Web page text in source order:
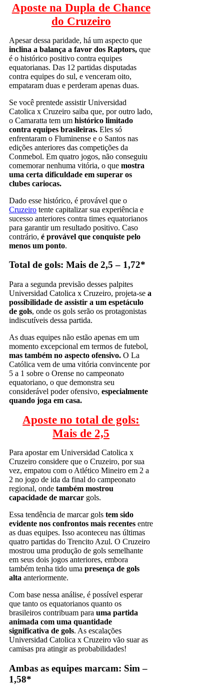
Aposte na Dupla de Chance
do Cruzeiro
Apesar dessa paridade, há um aspecto que
inclina a balança a favor dos Raptors, que
é o histórico positivo contra equipes
equatorianas. Das 12 partidas disputadas
contra equipes do sul, e venceram oito,
empataram duas e perderam apenas duas.
Se você prentede assistir Universidad
Catolica x Cruzeiro saiba que, por outro lado,
o Camaratta tem um histórico limitado
contra equipes brasileiras. Eles só
enfrentaram o Fluminense e o Santos nas
edições anteriores das competições da
Conmebol. Em quatro jogos, não conseguiu
comemorar nenhuma vitória, o que mostra
uma certa dificuldade em superar os
clubes cariocas.
Dado esse histórico, é provável que o
Cruzeiro tente capitalizar sua experiência e
sucesso anteriores contra times equatorianos
para garantir um resultado positivo. Caso
contrário, é provável que conquiste pelo
menos um ponto.
Total de gols: Mais de 2,5 – 1,72*
Para a segunda previsão desses palpites
Universidad Catolica x Cruzeiro, projeta-se a
possibilidade de assistir a um espetáculo
de gols, onde os gols serão os protagonistas
indiscutíveis dessa partida.
As duas equipes não estão apenas em um
momento excepcional em termos de futebol,
mas também no aspecto ofensivo. O La
Católica vem de uma vitória convincente por
5 a 1 sobre o Orense no campeonato
equatoriano, o que demonstra seu
considerável poder ofensivo, especialmente
quando joga em casa.
Aposte no total de gols:
Mais de 2,5
Para apostar em Universidad Catolica x
Cruzeiro considere que o Cruzeiro, por sua
vez, empatou com o Atlético Mineiro em 2 a
2 no jogo de ida da final do campeonato
regional, onde também mostrou
capacidade de marcar gols.
Essa tendência de marcar gols tem sido
evidente nos confrontos mais recentes entre
as duas equipes. Isso aconteceu nas últimas
quatro partidas do Trencito Azul. O Cruzeiro
mostrou uma produção de gols semelhante
em seus dois jogos anteriores, embora
também tenha tido uma presença de gols
alta anteriormente.
Com base nessa análise, é possível esperar
que tanto os equatorianos quanto os
brasileiros contribuam para uma partida
animada com uma quantidade
significativa de gols. As escalações
Universidad Catolica x Cruzeiro vão suar as
camisas pra atingir as probabilidades!
Ambas as equipes marcam: Sim –
1,58*